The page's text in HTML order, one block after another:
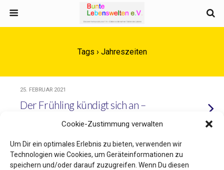
Cookie-Zustimmung verwalten
Um Dir ein optimales Erlebnis zu bieten, verwenden wir
Technologien wie Cookies, um Geräteinformationen zu
speichern und/oder darauf zuzugreifen. Wenn Du diesen
Tags › Jahreszeiten
25. FEBRUAR 2021
Der Frühling kündigt sich an –
Genuss und Bedrohung zugleich?
Zum Seitenanfang